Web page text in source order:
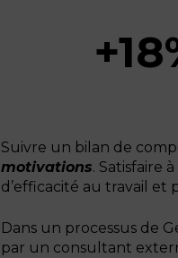
Suivre un bilan de
motivations. Satisfaire
d’efficacité au travail et
Dans un processus de
par un consultant